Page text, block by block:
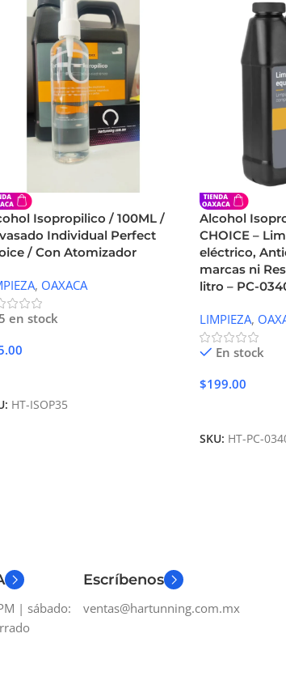
Isopropilico / 100ML /
Individual Perfect
/ Con Atomizador
, OAXACA
5 en stock
HT-ISOP35
Alcohol
CHOICE –
eléctrico,
marcas ni
litro – PC-
LIMPIEZA,
En stock
$199.00
SKU: HT-PC-
| sábado:
Escríbenos
ventas@hartunning.com.mx